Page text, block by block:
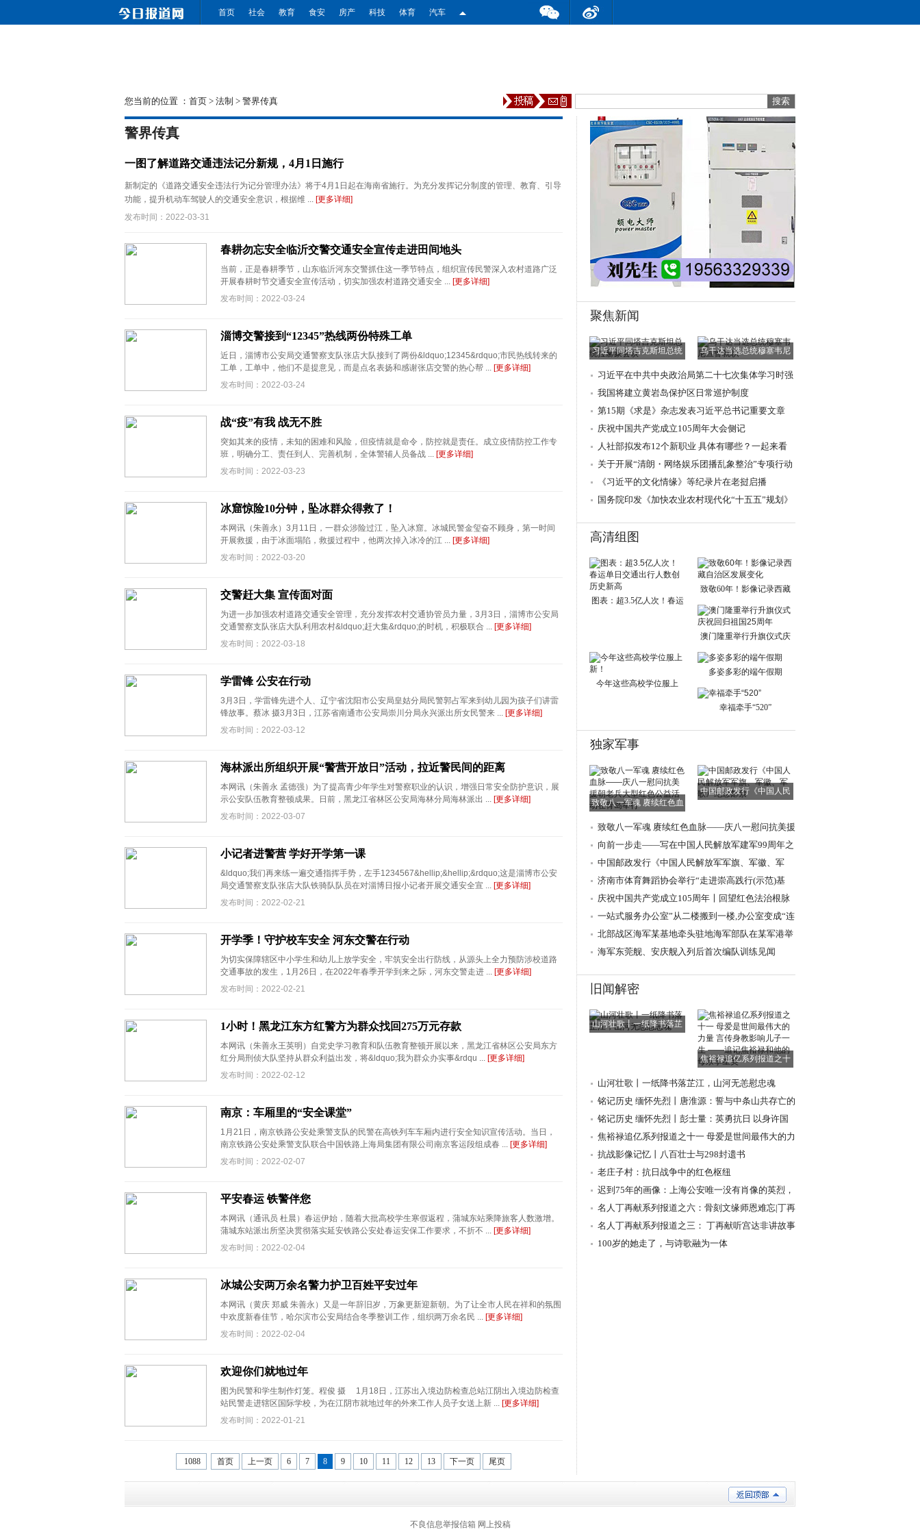
首页 社会 教育 食安 房产 科技 体育 汽车
您当前的位置 ： 首页 > 法制 > 警界传真
警界传真
一图了解道路交通违法记分新规，4月1日施行
新制定的《道路交通安全违法行为记分管理办法》将于4月1日起在海南省施行。为充分发挥记分制度的管理、教育、引导
功能，提升机动车驾驶人的交通安全意识，根据维 ... [更多详细]
发布时间：2022-03-31
春耕勿忘安全临沂交警交通安全宣传走进田间地头
当前，正是春耕季节，山东临沂河东交警抓住这一季节特点，组织宣传民警深入农村道路广泛
开展春耕时节交通安全宣传活动，切实加强农村道路交通安全 ... [更多详细]
发布时间：2022-03-24
淄博交警接到“12345”热线两份特殊工单
近日，淄博市公安局交通警察支队张店大队接到了两份&ldquo;12345&rdquo;市民热线转来的
工单，工单中，他们不是提意见，而是点名表扬和感谢张店交警的热心帮 ... [更多详细]
发布时间：2022-03-24
战“疫”有我 战无不胜
突如其来的疫情，未知的困难和风险，但疫情就是命令，防控就是责任。成立疫情防控工作专
班，明确分工、责任到人、完善机制，全体警辅人员备战 ... [更多详细]
发布时间：2022-03-23
冰窟惊险10分钟，坠冰群众得救了！
本网讯（朱善永）3月11日，一群众涉险过江，坠入冰窟。冰城民警金玺奋不顾身，第一时间
开展救援，由于冰面塌陷，救援过程中，他两次掉入冰冷的江 ... [更多详细]
发布时间：2022-03-20
交警赶大集 宣传面对面
为进一步加强农村道路交通安全管理，充分发挥农村交通协管员力量，3月3日，淄博市公安局
交通警察支队张店大队利用农村&ldquo;赶大集&rdquo;的时机，积极联合 ... [更多详细]
发布时间：2022-03-18
学雷锋 公安在行动
3月3日，学雷锋先进个人、辽宁省沈阳市公安局皇姑分局民警郭占军来到幼儿园为孩子们讲雷
锋故事。蔡冰 摄3月3日，江苏省南通市公安局崇川分局永兴派出所女民警来 ... [更多详细]
发布时间：2022-03-12
海林派出所组织开展“警营开放日”活动，拉近警民间的距离
本网讯（朱善永 孟德强）为了提高青少年学生对警察职业的认识，增强日常安全防护意识，展
示公安队伍教育整顿成果。日前，黑龙江省林区公安局海林分局海林派出 ... [更多详细]
发布时间：2022-03-07
小记者进警营 学好开学第一课
&ldquo;我们再来练一遍交通指挥手势，左手1234567&hellip;&hellip;&rdquo;这是淄博市公安
局交通警察支队张店大队铁骑队队员在对淄博日报小记者开展交通安全宣 ... [更多详细]
发布时间：2022-02-21
开学季！守护校车安全 河东交警在行动
为切实保障辖区中小学生和幼儿上放学安全，牢筑安全出行防线，从源头上全力预防涉校道路
交通事故的发生，1月26日，在2022年春季开学到来之际，河东交警走进 ... [更多详细]
发布时间：2022-02-21
1小时！黑龙江东方红警方为群众找回275万元存款
本网讯（朱善永王英明）自党史学习教育和队伍教育整顿开展以来，黑龙江省林区公安局东方
红分局刑侦大队坚持从群众利益出发，将&ldquo;我为群众办实事&rdqu ... [更多详细]
发布时间：2022-02-12
南京：车厢里的“安全课堂”
1月21日，南京铁路公安处乘警支队的民警在高铁列车车厢内进行安全知识宣传活动。当日，
南京铁路公安处乘警支队联合中国铁路上海局集团有限公司南京客运段组成春 ... [更多详细]
发布时间：2022-02-07
平安春运 铁警伴您
本网讯（通讯员 杜晨）春运伊始，随着大批高校学生寒假返程，蒲城东站乘降旅客人数激增。
蒲城东站派出所坚决贯彻落实延安铁路公安处春运安保工作要求，不折不 ... [更多详细]
发布时间：2022-02-04
冰城公安两万余名警力护卫百姓平安过年
本网讯（黄庆 郑威 朱善永）又是一年辞旧岁，万象更新迎新朝。为了让全市人民在祥和的氛围
中欢度新春佳节，哈尔滨市公安局结合冬季整训工作，组织两万余名民 ... [更多详细]
发布时间：2022-02-04
欢迎你们就地过年
图为民警和学生制作灯笼。程俊 摄 1月18日，江苏出入境边防检查总站江阴出入境边防检查
站民警走进辖区国际学校，为在江阴市就地过年的外来工作人员子女送上新 ... [更多详细]
发布时间：2022-01-21
1088 首页 上一页 6 7 8 9 10 11 12 13 下一页 尾页
聚焦新闻
习近平同塔吉克斯坦总统
乌干达当选总统穆塞韦尼
习近平在中共中央政治局第二十七次集体学习时强
调 强化政治引领
我国将建立黄岩岛保护区日常巡护制度
第15期《求是》杂志发表习近平总书记重要文章
庆祝中国共产党成立105周年大会侧记
人社部拟发布12个新职业 具体有哪些？一起来看
→
关于开展“清朗・网络娱乐团播乱象整治”专项行动
的通知
《习近平的文化情缘》等纪录片在老挝启播
国务院印发《加快农业农村现代化“十五五”规划》
高清组图
图表：超3.5亿人次！春运
致敬60年！影像记录西藏
自治区发展变化
澳门隆重举行升旗仪式庆
祝回归祖国25周
今年这些高校学位服上
多姿多彩的端午假期
幸福牵手“520”
独家军事
致敬八一军魂 赓续红色血
中国邮政发行《中国人民
致敬八一军魂 赓续红色血脉——庆八一慰问抗美援
朝老兵大型红色
向前一步走——写在中国人民解放军建军99周年之
际
中国邮政发行《中国人民解放军军旗、军徽、军
歌》纪念邮票
济南市体育舞蹈协会举行“走进崇高践行(示范)基
地”挂牌仪式
庆祝中国共产党成立105周年〡回望红色法治根脉
讲述强军法治使
一站式服务办公室”从二楼搬到一楼,办公室变成“连
心桥”
北部战区海军某基地牵头驻地海军部队在某军港举
行开放活动
海军东莞舰、安庆舰入列后首次编队训练见闻
旧闻解密
山河壮歌丨一纸降书落芷
焦裕禄追亿系列报道之十
山河壮歌丨一纸降书落芷江，山河无恙慰忠魂
铭记历史 缅怀先烈丨唐淮源：誓与中条山共存亡的
抗日英烈
铭记历史 缅怀先烈丨彭士量：英勇抗日 以身许国
焦裕禄追亿系列报道之十一 母爱是世间最伟大的力
量 言传身教
抗战影像记忆丨八百壮士与298封遗书
老庄子村：抗日战争中的红色枢纽
迟到75年的画像：上海公安唯一没有肖像的英烈，
重现年轻模样
名人丁再献系列报道之六：骨刻文缘师恩难忘|丁再
献忆路遥教授
名人丁再献系列报道之三： 丁再献听宫达非讲故事
游栈桥
100岁的她走了，与诗歌融为一体
不良信息举报信箱 网上投稿